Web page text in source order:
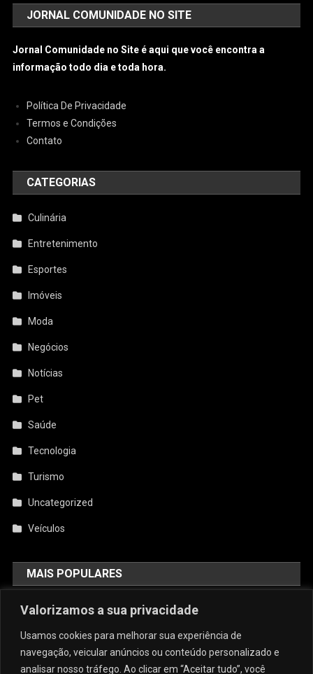
Valorizamos a sua privacidade
Usamos cookies para melhorar sua experiência de
navegação, veicular anúncios ou conteúdo personalizado e
analisar nosso tráfego. Ao clicar em “Aceitar tudo”, você
JORNAL COMUNIDADE NO SITE
Jornal Comunidade no Site é aqui que você encontra a
informação todo dia e toda hora.
Política De Privacidade
Termos e Condições
Contato
CATEGORIAS
Culinária
Entretenimento
Esportes
Imóveis
Moda
Negócios
Notícias
Pet
Saúde
Tecnologia
Turismo
Uncategorized
Veículos
MAIS POPULARES
AquiCupom: O Melhor Site De